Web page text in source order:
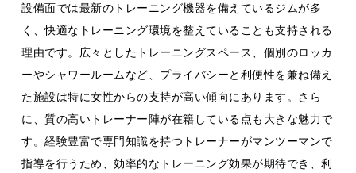
設備面では最新のトレーニング機器を備えているジムが多
く、快適なトレーニング環境を整えていることも支持される
理由です。広々としたトレーニングスペース、個別のロッカ
ーやシャワールームなど、プライバシーと利便性を兼ね備え
た施設は特に女性からの支持が高い傾向にあります。さら
に、質の高いトレーナー陣が在籍している点も大きな魅力で
す。経験豊富で専門知識を持つトレーナーがマンツーマンで
指導を行うため、効率的なトレーニング効果が期待でき、利